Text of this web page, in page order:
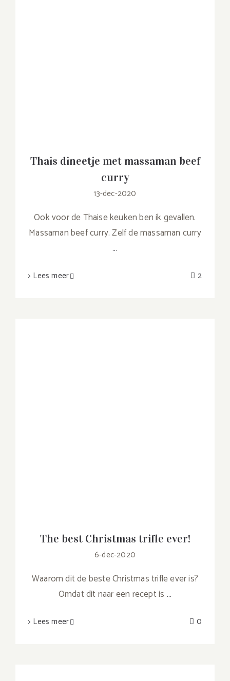
Thais dineetje met massaman beef
curry
13-dec-2020
Ook voor de Thaise keuken ben ik gevallen.
Massaman beef curry. Zelf de massaman curry
...
> Lees meer 2
The best Christmas trifle ever!
6-dec-2020
Waarom dit de beste Christmas trifle ever is?
Omdat dit naar een recept is ...
> Lees meer 0